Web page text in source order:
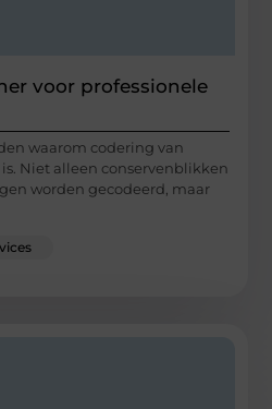
voor professionele
waarom codering van
Niet alleen conservenblikken
worden gecodeerd, maar